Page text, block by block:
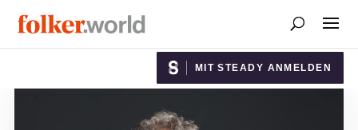
MIT STEADY ANMELDEN